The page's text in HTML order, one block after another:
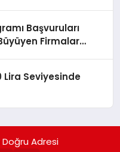
Başvuruları
Büyüyen Firmalar
Lira Seviyesinde
Adresi